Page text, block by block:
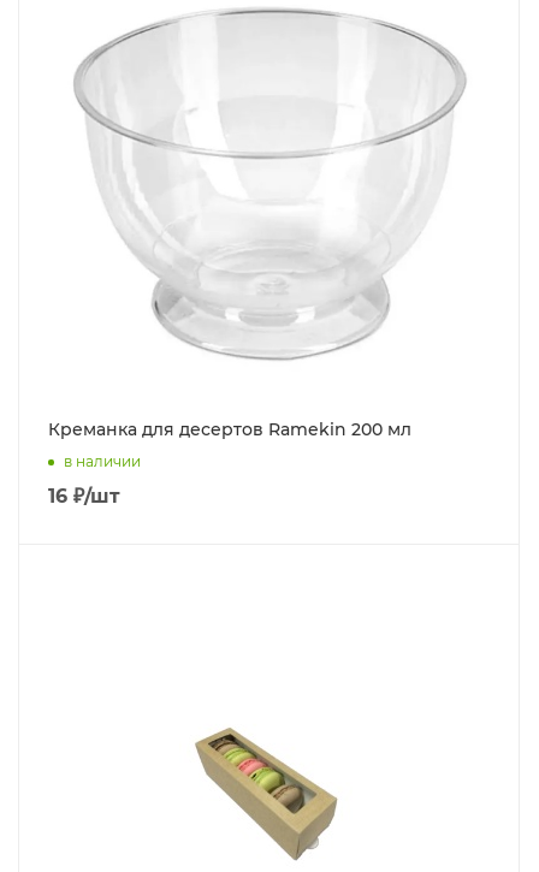
Креманка для десертов Ramekin 200 мл
в наличии
16 ₽/шт